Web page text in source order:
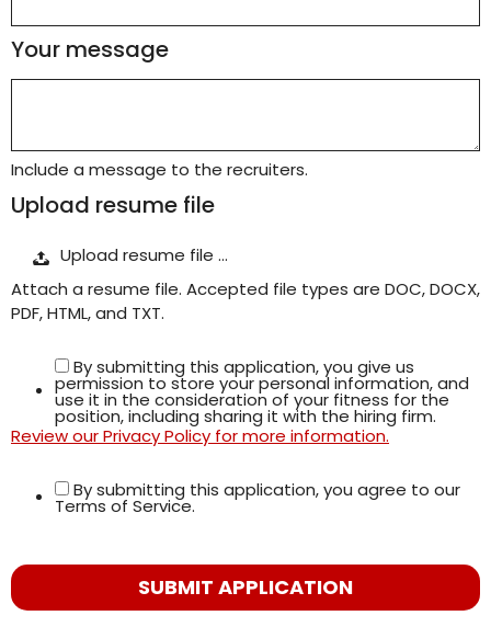
Your message
Include a message to the recruiters.
Upload resume file
Upload resume file …
Attach a resume file. Accepted file types are DOC, DOCX,
PDF, HTML, and TXT.
By submitting this application, you give us
permission to store your personal information, and
use it in the consideration of your fitness for the
position, including sharing it with the hiring firm.
Review our Privacy Policy for more information.
By submitting this application, you agree to our
Terms of Service.
People
looking
for jobs